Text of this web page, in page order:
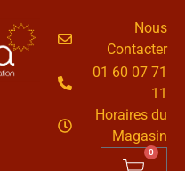
Nous
Contacter
01 60 07 71
11
Horaires du
Magasin
0